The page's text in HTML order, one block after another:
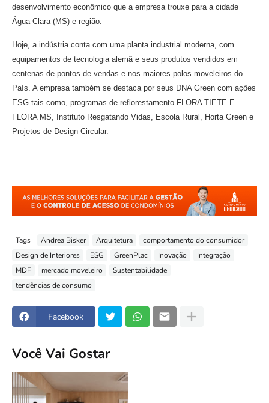
desenvolvimento econômico que a empresa trouxe para a cidade
Água Clara (MS) e região.
Hoje, a indústria conta com uma planta industrial moderna, com
equipamentos de tecnologia alemã e seus produtos vendidos em
centenas de pontos de vendas e nos maiores polos moveleiros do
País. A empresa também se destaca por seus DNA Green com ações
ESG tais como, programas de reflorestamento FLORA TIETE E
FLORA MS, Instituto Resgatando Vidas, Escola Rural, Horta Green e
Projetos de Design Circular.
Tags Andrea Bisker Arquitetura
comportamento do consumidor
Design de Interiores
ESG GreenPlac Inovação
Integração
MDF
mercado moveleiro
Sustentabilidade
tendências de consumo
Facebook
Você Vai Gostar